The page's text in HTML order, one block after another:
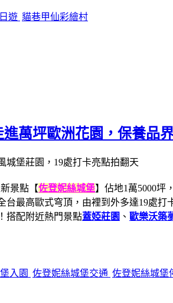
遊 貓巷甲仙彩繪村
萬坪歐洲花園，保養品
景點【佐登妮絲城堡】佔地1萬5000坪
最高歐式穹頂，由裡到外多達19處
搭配附近熱門景點蓋婭莊園 、 歐樂沃築
入園 佐登妮絲城堡交通 佐登妮絲城堡